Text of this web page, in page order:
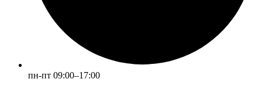
пн-пт 09:00–17:00